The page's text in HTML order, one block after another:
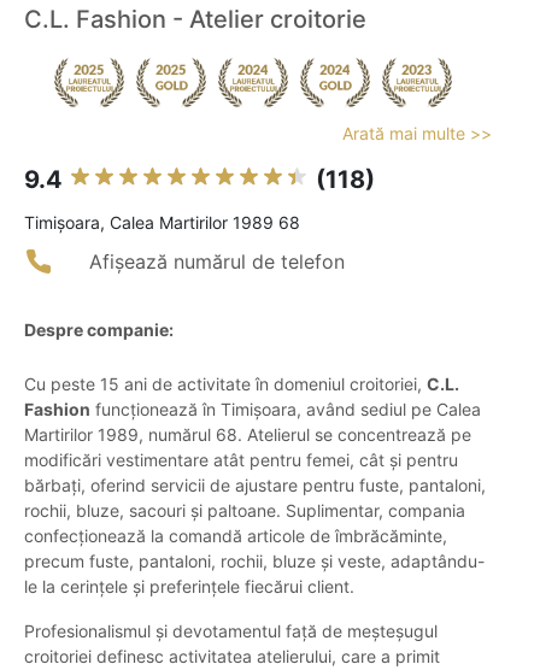
C.L. Fashion - Atelier croitorie
Arată mai multe >>
9.4 (118)
Timişoara, Calea Martirilor 1989 68
Afișează numărul de telefon
Despre companie:
Cu peste 15 ani de activitate în domeniul croitoriei, C.L.
Fashion funcționează în Timișoara, având sediul pe Calea
Martirilor 1989, numărul 68. Atelierul se concentrează pe
modificări vestimentare atât pentru femei, cât și pentru
bărbați, oferind servicii de ajustare pentru fuste, pantaloni,
rochii, bluze, sacouri și paltoane. Suplimentar, compania
confecționează la comandă articole de îmbrăcăminte,
precum fuste, pantaloni, rochii, bluze și veste, adaptându-
le la cerințele și preferințele fiecărui client.
Profesionalismul și devotamentul față de meșteșugul
croitoriei definesc activitatea atelierului, care a primit